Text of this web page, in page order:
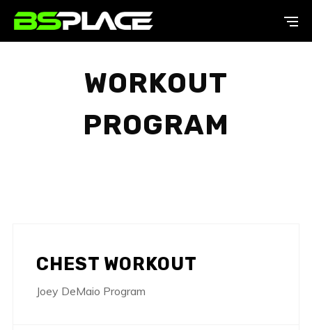
WORKOUT
PROGRAM
CHEST WORKOUT
Joey DeMaio Program